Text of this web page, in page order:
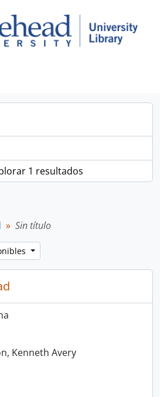
1 resultados
Sin título
Kenneth Avery